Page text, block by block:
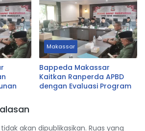
Makassar
Bappeda Makassar
Kaitkan Ranperda APBD
dengan Evaluasi Program
akan dipublikasikan. Ruas yang